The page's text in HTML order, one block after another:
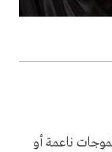
ناعمة أو